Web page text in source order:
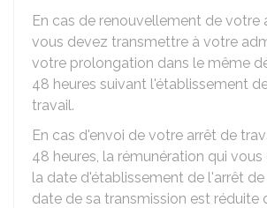
En cas de renouvellement de votre
vous devez transmettre à votre
votre prolongation dans le même
48 heures suivant l'établissement
travail.
En cas d'envoi de votre arrêt de
48 heures, la rémunération qui
la date d'établissement de l'arrêt
date de sa transmission est réduite